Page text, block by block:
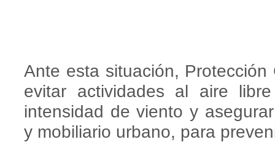
Ante esta situación,
evitar actividades al aire
intensidad de viento y
y mobiliario urbano, para